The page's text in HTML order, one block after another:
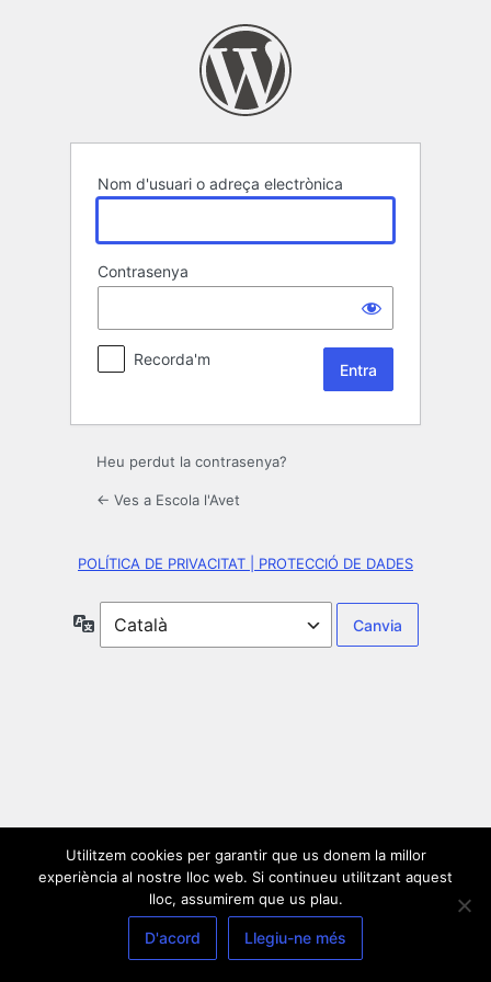
Nom d'usuari o adreça electrònica
Contrasenya
Recorda'm
Heu perdut la contrasenya?
← Ves a Escola l'Avet
POLÍTICA DE PRIVACITAT | PROTECCIÓ DE DADES
Idioma
Utilitzem cookies per garantir que us donem la millor
experiència al nostre lloc web. Si continueu utilitzant aquest
lloc, assumirem que us plau.
D'acord Llegiu-ne més